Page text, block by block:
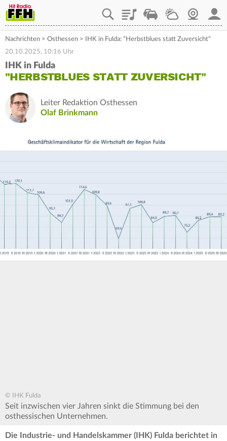
PlaylistStaupilotWetterWebcam
Nachrichten > Osthessen >
IHK in Fulda: "Herbstblues statt Zuversicht"
20.10.2025, 10:16 Uhr
IHK in Fulda
"HERBSTBLUES STATT ZUVERSICHT"
Leiter Redaktion Osthessen
Olaf Brinkmann
© IHK Fulda
Seit inzwischen vier Jahren sinkt die Stimmung bei den
osthessischen Unternehmen.
Die Industrie- und Handelskammer (IHK) Fulda berichtet in